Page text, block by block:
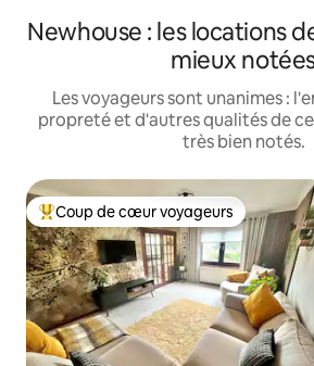
Newhouse : les locations
mieux
Les voyageurs sont unanimes :
propreté et d'autres qualités de
très bien notés.
Coup de cœur voyageurs parmi les
Coup de cœur voyageurs